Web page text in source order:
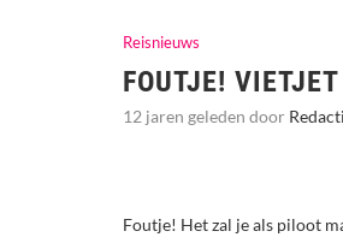
Reisnieuws
FOUTJE!
12 jaren geleden door
Foutje! Het zal je als piloot